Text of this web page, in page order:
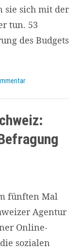
sie sich mit der
tun. 53
des Budgets
fünften Mal
Agentur
Online-
sozialen